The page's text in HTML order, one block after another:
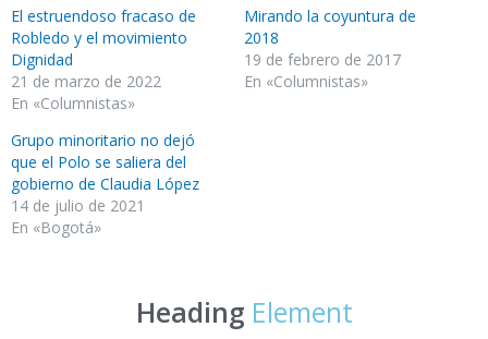
El estruendoso fracaso de
Robledo y el movimiento
Dignidad
21 de marzo de 2022
En «Columnistas»
Mirando la coyuntura de
2018
19 de febrero de 2017
En «Columnistas»
Grupo minoritario no dejó
que el Polo se saliera del
gobierno de Claudia López
14 de julio de 2021
En «Bogotá»
Heading Element